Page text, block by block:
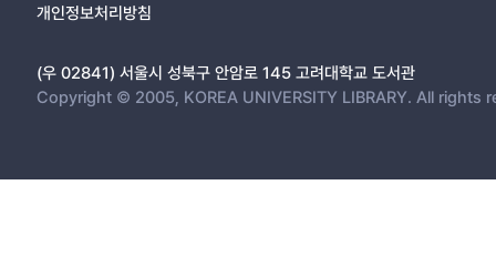
개인정보처리방침
(우 02841) 서울시 성북구 안암로 145 고려대학교 도서관
Copyright © 2005, KOREA UNIVERSITY LIBRARY. All rights